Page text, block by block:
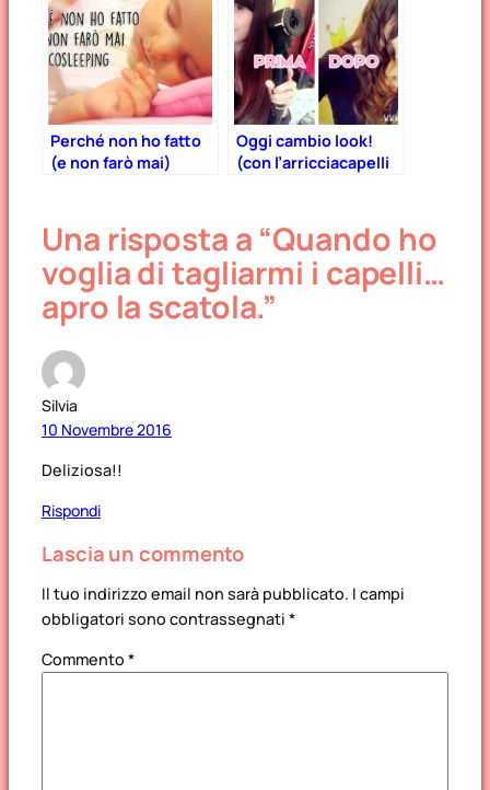
Perché non ho fatto
(e non farò mai)
Oggi cambio look!
(con l’arricciacapelli
Una risposta a “Quando ho
voglia di tagliarmi i capelli…
apro la scatola.”
Silvia
10 Novembre 2016
Deliziosa!!
Rispondi
Lascia un commento
Il tuo indirizzo email non sarà pubblicato. I campi
obbligatori sono contrassegnati *
Commento *